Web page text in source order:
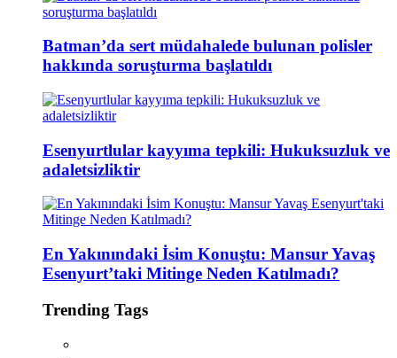
Batman’da sert müdahalede bulunan polisler
hakkında soruşturma başlatıldı
Esenyurtlular kayyıma tepkili: Hukuksuzluk ve
adaletsizliktir
En Yakınındaki İsim Konuştu: Mansur Yavaş
Esenyurt’taki Mitinge Neden Katılmadı?
Trending Tags